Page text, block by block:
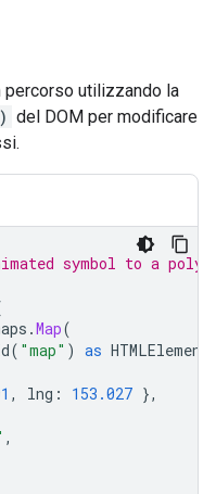
percorso utilizzando la
del DOM per modificare
symbol to a
.Map(
( "map" ) as HTMLElement
, lng : 153.027 },
,